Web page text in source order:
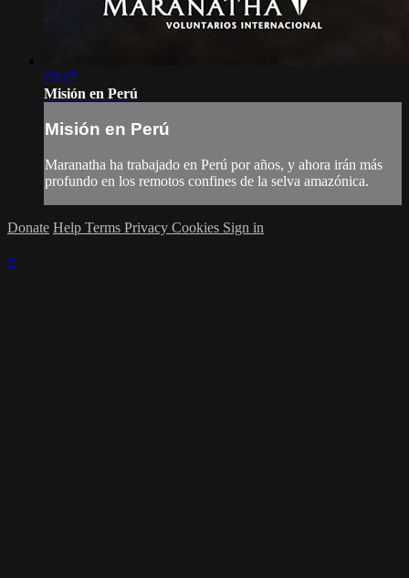
03:17
Misión en Perú
Misión en Perú
Maranatha ha trabajado en Perú por años, y ahora irán más
profundo en los remotos confines de la selva amazónica.
Donate Help Terms Privacy Cookies Sign in
×